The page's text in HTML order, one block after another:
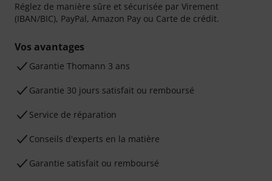
Réglez de manière sûre et sécurisée par Virement
(IBAN/BIC), PayPal, Amazon Pay ou Carte de crédit.
Vos avantages
Ga­ran­tie Thomann 3 ans
Garantie 30 jours satisfait ou remboursé
Service de réparation
Conseils d'experts en la matière
Garantie satisfait ou remboursé